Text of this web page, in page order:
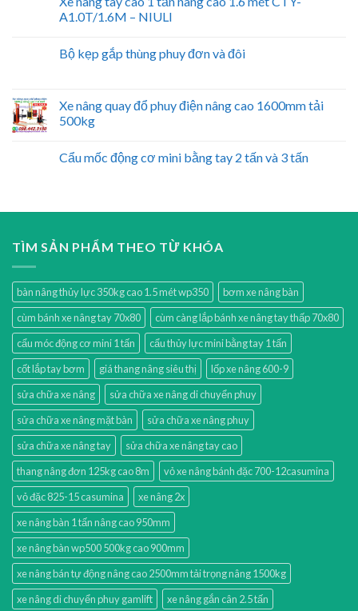
A1.0T/1.6M – NIULI
Bộ kẹp gắp thùng phuy đơn và đôi
Xe nâng quay đổ phuy điện nâng cao 1600mm tải
500kg
Cẩu mốc động cơ mini bằng tay 2 tấn và 3 tấn
TÌM SẢN PHẨM THEO TỪ KHÓA
bàn nâng thủy lực 350kg cao 1.5 mét wp350
bơm xe nâng bàn
cùm bánh xe nâng tay 70x80
cùm càng lắp bánh xe nâng tay thấp 70x80
cẩu móc động cơ mini 1 tấn
cẩu thủy lực mini bằng tay 1 tấn
cốt lắp tay bơm
giá thang nâng siêu thị
lốp xe nâng 600-9
sửa chữa xe nâng
sửa chữa xe nâng di chuyển phuy
sửa chữa xe nâng mặt bàn
sửa chữa xe nâng phuy
sửa chữa xe nâng tay
sửa chữa xe nâng tay cao
thang nâng đơn 125kg cao 8m
vỏ xe nâng bánh đặc 700-12casumina
vỏ đặc 825-15 casumina
xe nâng 2x
xe nâng bàn 1 tấn nâng cao 950mm
xe nâng bàn wp500 500kg cao 900mm
xe nâng bán tự động nâng cao 2500mm tải trọng nâng 1500kg
xe nâng di chuyển phuy gamlift
xe nâng gắn cân 2.5 tấn